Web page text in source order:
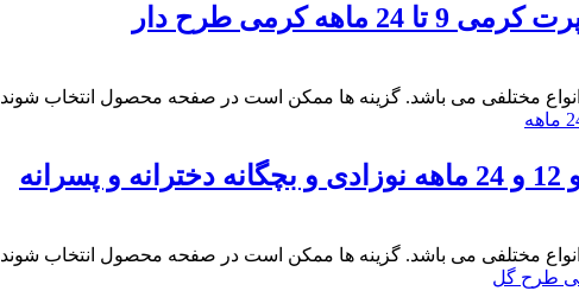
کرمی طرح دار
مختلفی می باشد. گزینه ها ممکن است در صفحه محصول انتخاب شوند
مختلفی می باشد. گزینه ها ممکن است در صفحه محصول انتخاب شوند